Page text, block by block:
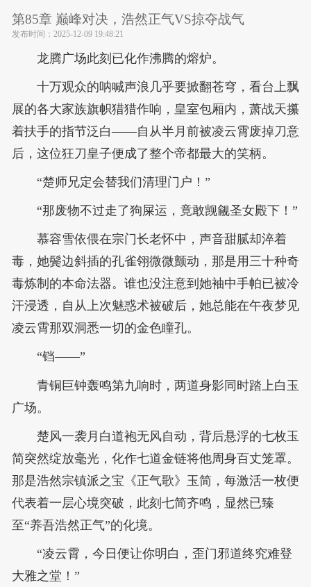
第85章 巅峰对决，浩然正气VS掠夺战气
发布时间： 2025-12-09 19:48:21
龙腾广场此刻已化作沸腾的熔炉。
十万观众的呐喊声浪几乎要掀翻苍穹，看台上飘
展的各大家族旗帜猎猎作响，皇室包厢内，萧战天攥
着扶手的指节泛白——自从半月前被凌云霄废掉刀意
后，这位狂刀皇子便成了整个帝都最大的笑柄。
“楚师兄定会替我们清理门户！”
“那废物不过走了狗屎运，竟敢觊觎圣女殿下！”
慕容雪依偎在宗门长老怀中，声音甜腻却淬着
毒，她鬓边斜插的孔雀翎微微颤动，那是用三十种奇
毒炼制的本命法器。谁也没注意到她袖中手帕已被冷
汗浸透，自从上次魅惑术被破后，她总能在午夜梦见
凌云霄那双洞悉一切的金色瞳孔。
“铛——”
青铜巨钟轰鸣第九响时，两道身影同时踏上白玉
广场。
楚风一袭月白道袍无风自动，背后悬浮的七枚玉
简突然绽放毫光，化作七道金链将他周身百丈笼罩。
那是浩然宗镇派之宝《正气歌》玉简，每激活一枚便
代表着一层心境突破，此刻七简齐鸣，显然已臻
至“养吾浩然正气”的化境。
“凌云霄，今日便让你明白，歪门邪道终究难登
大雅之堂！”